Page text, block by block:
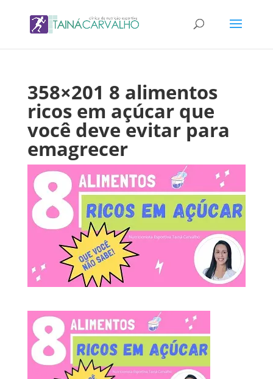
358×201 8 alimentos
ricos em açúcar que
você deve evitar para
emagrecer